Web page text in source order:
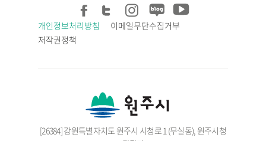
개인정보처리방침
이메일무단수집거부
저작권정책
[26384] 강원특별자치도 원주시 시청로 1 (무실동), 원주시청